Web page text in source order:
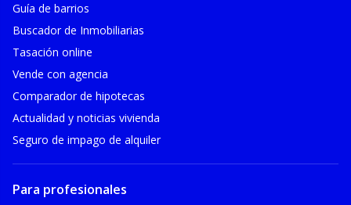
Guía de barrios
Buscador de Inmobiliarias
Tasación online
Vende con agencia
Comparador de hipotecas
Actualidad y noticias vivienda
Seguro de impago de alquiler
Para profesionales